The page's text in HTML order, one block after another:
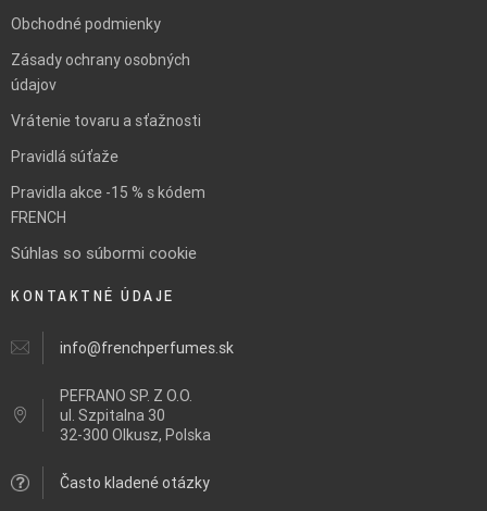
Obchodné podmienky
Zásady ochrany osobných
údajov
Vrátenie tovaru a sťažnosti
Pravidlá súťaže
Pravidla akce -15 % s kódem
FRENCH
Súhlas so súbormi cookie
KONTAKTNÉ ÚDAJE
info@frenchperfumes.sk
PEFRANO SP. Z O.O.
ul. Szpitalna 30
32-300 Olkusz, Polska
Často kladené otázky